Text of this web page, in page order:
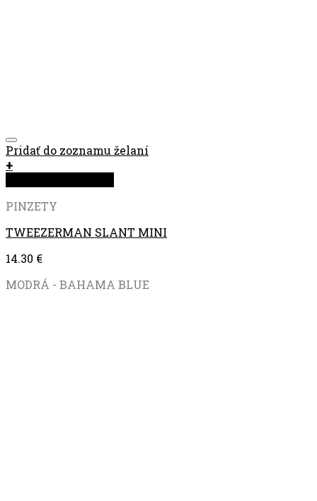
Pridať do zoznamu želaní
+
PINZETY
TWEEZERMAN SLANT MINI
14.30 €
MODRÁ - BAHAMA BLUE